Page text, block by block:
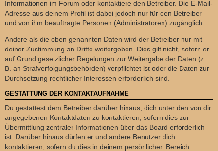
Informationen im Forum oder kontaktiere den Betreiber. Die E-Mail-
Adresse aus deinem Profil ist dabei jedoch nur für den Betreiber
und von ihm beauftragte Personen (Administratoren) zugänglich.
Andere als die oben genannten Daten wird der Betreiber nur mit
deiner Zustimmung an Dritte weitergeben. Dies gilt nicht, sofern er
auf Grund gesetzlicher Regelungen zur Weitergabe der Daten (z.
B. an Strafverfolgungsbehörden) verpflichtet ist oder die Daten zur
Durchsetzung rechtlicher Interessen erforderlich sind.
GESTATTUNG DER KONTAKTAUFNAHME
Du gestattest dem Betreiber darüber hinaus, dich unter den von dir
angegebenen Kontaktdaten zu kontaktieren, sofern dies zur
Übermittlung zentraler Informationen über das Board erforderlich
ist. Darüber hinaus dürfen er und andere Benutzer dich
kontaktieren, sofern du dies in deinem persönlichen Bereich